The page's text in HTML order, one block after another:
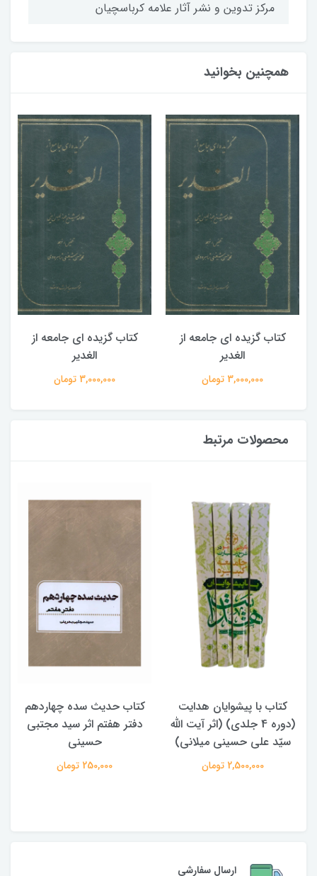
مركز تدوين و نشر آثار علامه كرباسچيان
همچنین بخوانید
کتاب گزیده ای جامعه از
الغدیر
3,000,000 تومان
کتاب گزیده ای جامعه از
الغدیر
3,000,000 تومان
محصولات مرتبط
کتاب با پیشوایان هدایت
(دوره 4 جلدی) (اثر آیت الله
سیّد علی حسینی میلانی)
2,500,000 تومان
کتاب حدیث سده چهاردهم
دفتر هفتم اثر سید مجتبی
حسینی
250,000 تومان
ارسال سفارشی